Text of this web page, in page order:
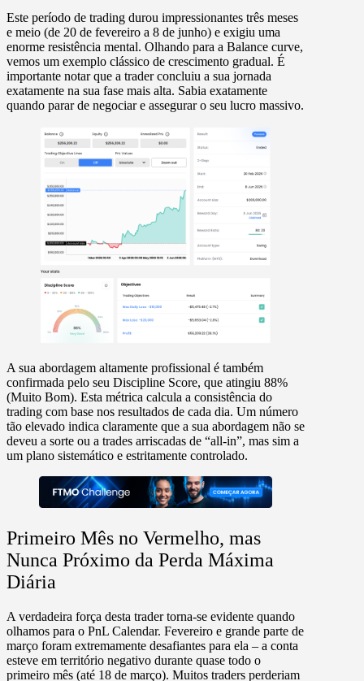
Este período de trading durou impressionantes três meses
e meio (de 20 de fevereiro a 8 de junho) e exigiu uma
enorme resistência mental. Olhando para a Balance curve,
vemos um exemplo clássico de crescimento gradual. É
importante notar que a trader concluiu a sua jornada
exatamente na sua fase mais alta. Sabia exatamente
quando parar de negociar e assegurar o seu lucro massivo.
A sua abordagem altamente profissional é também
confirmada pelo seu Discipline Score, que atingiu 88%
(Muito Bom). Esta métrica calcula a consistência do
trading com base nos resultados de cada dia. Um número
tão elevado indica claramente que a sua abordagem não se
deveu a sorte ou a trades arriscadas de “all-in”, mas sim a
um plano sistemático e estritamente controlado.
Primeiro Mês no Vermelho, mas
Nunca Próximo da Perda Máxima
Diária
A verdadeira força desta trader torna-se evidente quando
olhamos para o PnL Calendar. Fevereiro e grande parte de
março foram extremamente desafiantes para ela – a conta
esteve em território negativo durante quase todo o
primeiro mês (até 18 de março). Muitos traders perderiam